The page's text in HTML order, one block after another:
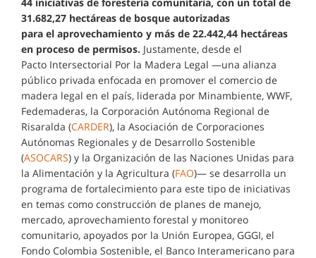
31.682,27 hectáreas de bosque autorizadas
para el aprovechamiento y más de 22.442,44 hectáreas
en proceso de permisos. Justamente, desde el
Pacto Intersectorial Por la Madera Legal —una alianza
público privada enfocada en promover el comercio de
madera legal en el país, liderada por Minambiente, WWF,
Fedemaderas, la Corporación Autónoma Regional de
Risaralda (CARDER), la Asociación de Corporaciones
Autónomas Regionales y de Desarrollo Sostenible
(ASOCARS) y la Organización de las Naciones Unidas para
la Alimentación y la Agricultura (FAO)— se desarrolla un
programa de fortalecimiento para este tipo de iniciativas
en temas como construcción de planes de manejo,
mercado, aprovechamiento forestal y monitoreo
comunitario, apoyados por la Unión Europea, GGGI, el
Fondo Colombia Sostenible, el Banco Interamericano para